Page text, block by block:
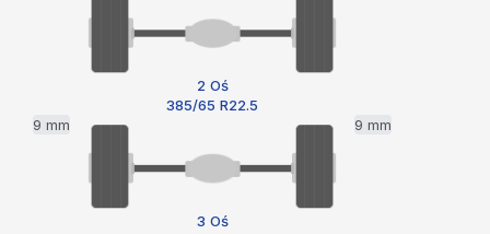
2 Oś
385/65 R22.5
9 mm
9 mm
3 Oś